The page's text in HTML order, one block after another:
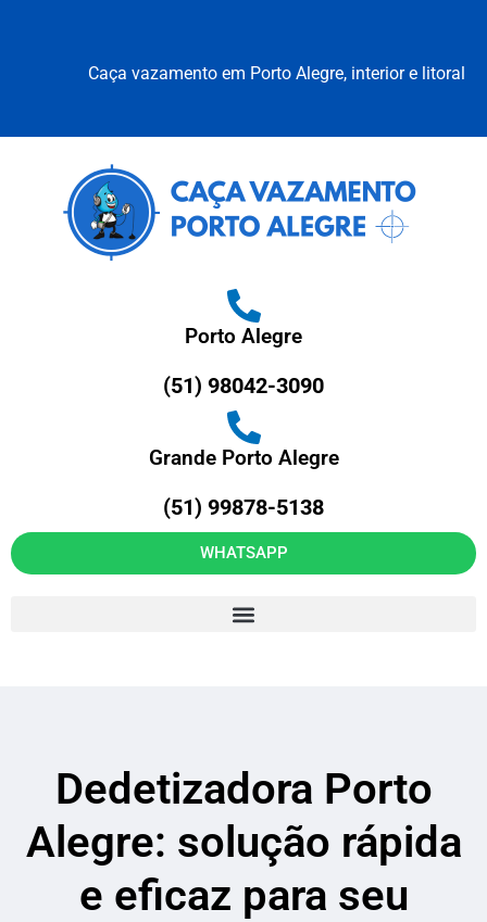
Caça vazamento em Porto Alegre, interior e litoral
Porto Alegre
(51) 98042-3090
Grande Porto Alegre
(51) 99878-5138
WHATSAPP
Dedetizadora Porto
Alegre: solução rápida
e eficaz para seu